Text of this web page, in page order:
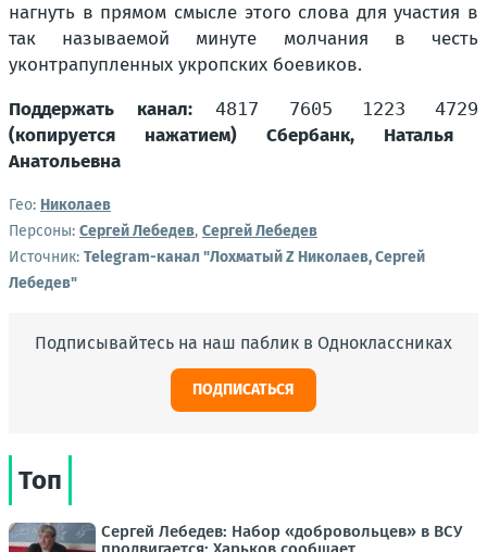
нагнуть в прямом смысле этого слова для участия в
так называемой минуте молчания в честь
уконтрапупленных укропских боевиков.
Поддержать канал:4817 7605 1223 4729
(копируется нажатием) Сбербанк, Наталья
Анатольевна
Гео: Николаев
Персоны: Сергей Лебедев, Сергей Лебедев
Источник: Telegram-канал "Лохматый Z Николаев, Сергей
Лебедев"
Подписывайтесь на наш паблик в Одноклассниках
ПОДПИСАТЬСЯ
Топ
Сергей Лебедев: Набор «добровольцев» в ВСУ